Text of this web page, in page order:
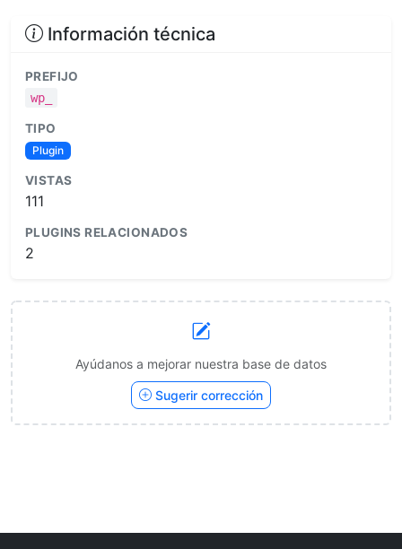
Información técnica
PREFIJO
wp_
TIPO
Plugin
VISTAS
111
PLUGINS RELACIONADOS
2
Ayúdanos a mejorar nuestra base de datos
Sugerir corrección